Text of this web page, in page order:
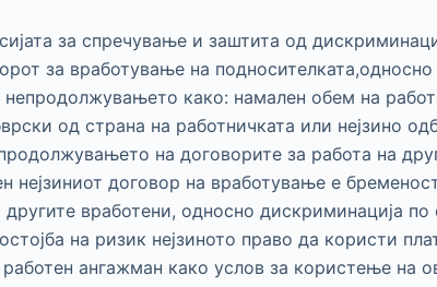
за спречување и заштита од
за вработување на
непродолжувањето како: намален обем на
од страна на работничката или нејзино
на договорите за работа на
нејзиниот договор на вработување е
вработени, односно дискриминација
на ризик нејзиното право да користи
ангажман како услов за користење на